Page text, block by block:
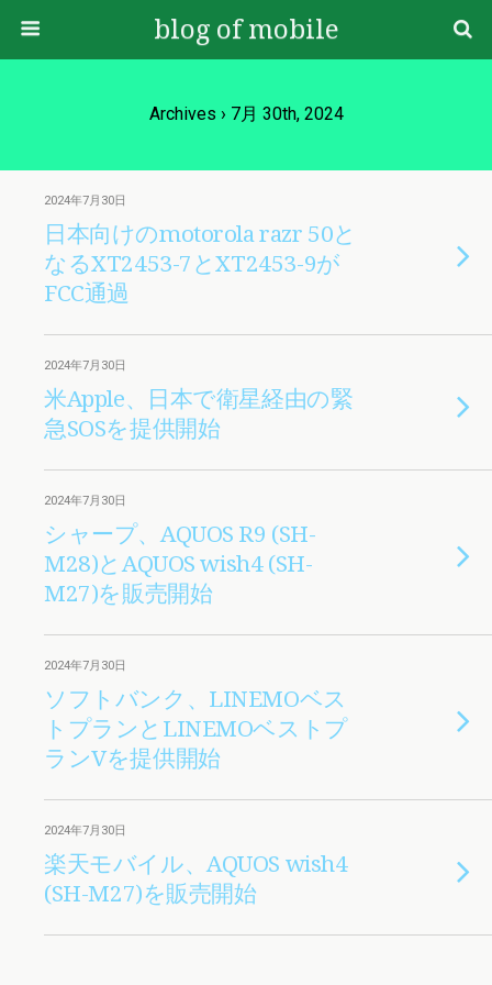
blog of mobile
Archives › 7月 30th, 2024
2024年7月30日
日本向けのmotorola razr 50と
なるXT2453-7とXT2453-9が
FCC通過
2024年7月30日
米Apple、日本で衛星経由の緊
急SOSを提供開始
2024年7月30日
シャープ、AQUOS R9 (SH-
M28)とAQUOS wish4 (SH-
M27)を販売開始
2024年7月30日
ソフトバンク、LINEMOベス
トプランとLINEMOベストプ
ランVを提供開始
2024年7月30日
楽天モバイル、AQUOS wish4
(SH-M27)を販売開始